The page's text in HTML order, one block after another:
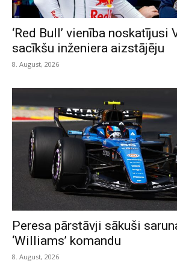
‘Red Bull’ vienība noskatījusi
sacīkšu inženiera aizstājēju
8. August, 2026
Peresa pārstāvji sākuši
‘Williams’ komandu
8. August, 2026